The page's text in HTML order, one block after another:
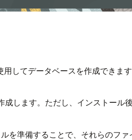
してデータベースを作成できます
します。ただし、インストール
を準備することで、それらのフ